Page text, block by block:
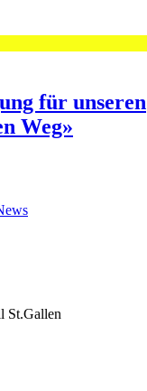
für unseren
Weg»
St.Gallen